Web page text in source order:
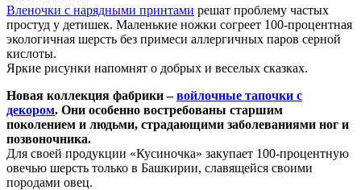
Вленочки с нарядными принтами решат проблему частых
простуд у детишек. Маленькие ножки согреет 100-процентная
экологичная шерсть без примеси аллергичных паров серной
кислоты.
Яркие рисунки напомнят о добрых и веселых сказках.
Новая коллекция фабрики –войлочные тапочки с
декором. Они особенно востребованы старшим
поколением и людьми, страдающими заболеваниями ног и
позвоночника.
Для своей продукции «Кусиночка» закупает 100-процентную
овечью шерсть только в Башкирии, славящейся своими
породами овец.